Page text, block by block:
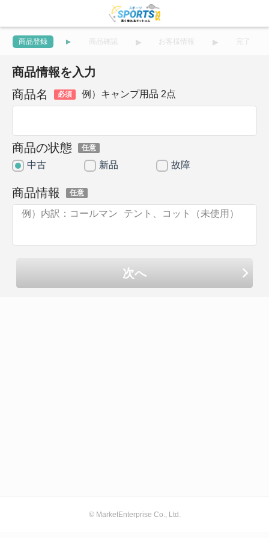
商品登録 商品確認 お客様情報 完了
商品情報を入力
商品名
必須 例）キャンプ用品 2点
商品の状態 任意
中古 新品 故障
商品情報 任意
次へ
© MarketEnterprise Co., Ltd.